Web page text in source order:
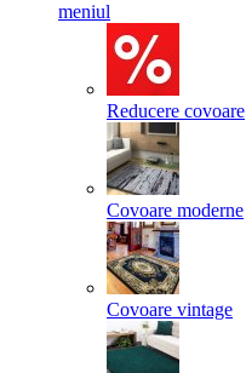
meniul
Reducere covoare
Covoare moderne
Covoare vintage